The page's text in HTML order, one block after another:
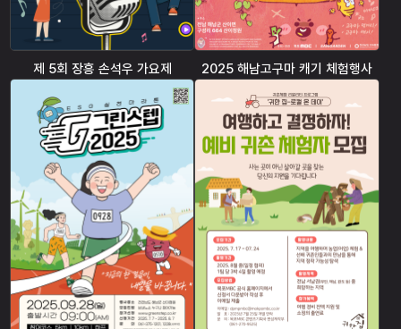
제 5회 장흥 손석우 가요제 2025 해남고구마 캐기 체험행사